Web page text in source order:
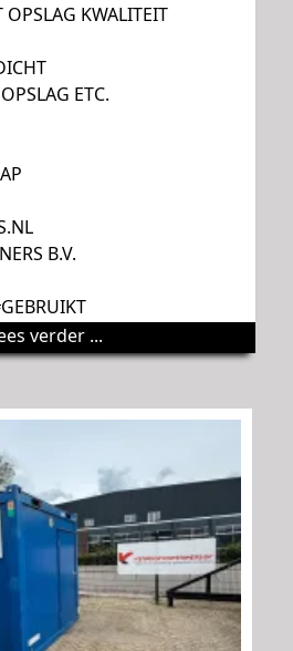
KWALITEIT
ETC.
B.V.
verder ...